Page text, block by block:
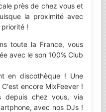
près de chez vous et
la proximité avec
!
toute la France, vous
avec le son 100% Club
en discothèque ! Une
C'est encore MixFeever !
depuis chez vous, via
avec nos DJs !